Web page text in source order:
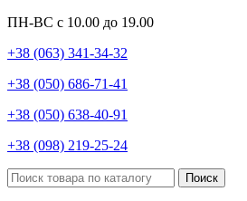
ПН-ВС с 10.00 до 19.00
+38 (063) 341-34-32
+38 (050) 686-71-41
+38 (050) 638-40-91
+38 (098) 219-25-24
Поиск